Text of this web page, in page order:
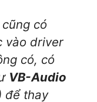
có
vào driver
có, có
VB-Audio
để thay